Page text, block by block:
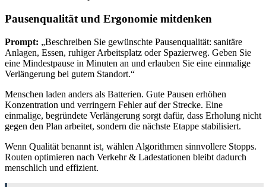
Pausenqualität und Ergonomie mitdenken
Prompt: „Beschreiben Sie gewünschte Pausenqualität: sanitäre
Anlagen, Essen, ruhiger Arbeitsplatz oder Spazierweg. Geben Sie
eine Mindestpause in Minuten an und erlauben Sie eine einmalige
Verlängerung bei gutem Standort.“
Menschen laden anders als Batterien. Gute Pausen erhöhen
Konzentration und verringern Fehler auf der Strecke. Eine
einmalige, begründete Verlängerung sorgt dafür, dass Erholung nicht
gegen den Plan arbeitet, sondern die nächste Etappe stabilisiert.
Wenn Qualität benannt ist, wählen Algorithmen sinnvollere Stopps.
Routen optimieren nach Verkehr & Ladestationen bleibt dadurch
menschlich und effizient.